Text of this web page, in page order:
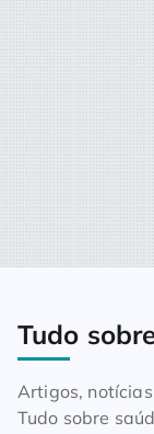
Home Blog
Tudo
Artigos,
Tudo sobre